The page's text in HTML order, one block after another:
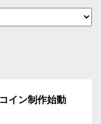
イン制作始動